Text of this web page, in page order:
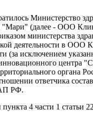
Министерство
"Мари" (далее - ООО
министерства
деятельности в ООО
(за исключением
центра
органа
ответчика
РФ.
4 части 1 статьи